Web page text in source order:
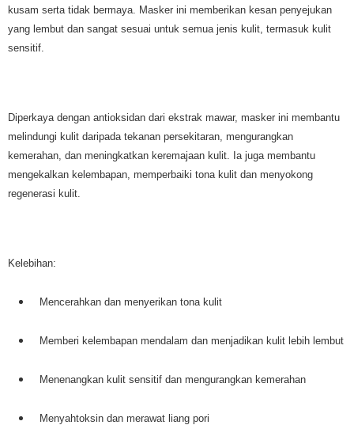
kusam serta tidak bermaya. Masker ini memberikan kesan penyejukan
yang lembut dan sangat sesuai untuk semua jenis kulit, termasuk kulit
sensitif.
Diperkaya dengan antioksidan dari ekstrak mawar, masker ini membantu
melindungi kulit daripada tekanan persekitaran, mengurangkan
kemerahan, dan meningkatkan keremajaan kulit. Ia juga membantu
mengekalkan kelembapan, memperbaiki tona kulit dan menyokong
regenerasi kulit.
Kelebihan:
Mencerahkan dan menyerikan tona kulit
Memberi kelembapan mendalam dan menjadikan kulit lebih lembut
Menenangkan kulit sensitif dan mengurangkan kemerahan
Menyahtoksin dan merawat liang pori